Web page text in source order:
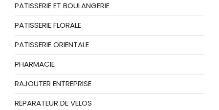
PATISSERIE ET BOULANGERIE
PATISSERIE FLORALE
PATISSERIE ORIENTALE
PHARMACIE
RAJOUTER ENTREPRISE
REPARATEUR DE VELOS